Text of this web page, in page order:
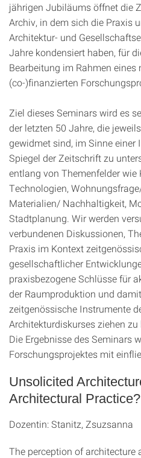
jährigen Jubiläums öffnet die
Archiv, in dem sich die Praxis
Architektur- und
Jahre kondensiert haben, für
Bearbeitung im Rahmen eines
(co-)finanzierten
Ziel dieses Seminars wird es
der letzten 50 Jahre, die
gewidmet sind, im Sinne
Spiegel der Zeitschrift zu
entlang von Themenfelder wie
Technologien,
Materialien/ Nachhaltigkeit,
Stadtplanung. Wir werden
verbundenen Diskussionen,
Praxis im Kontext
gesellschaftlicher
praxisbezogene Schlüsse für
der Raumproduktion und
zeitgenössische Instrumente
Architekturdiskurses ziehen zu
Die Ergebnisse des Seminars
Forschungsprojektes mit
Unsolicited
Architectural
Dozentin: Stanitz, Zsuzsanna
The perception of architecture